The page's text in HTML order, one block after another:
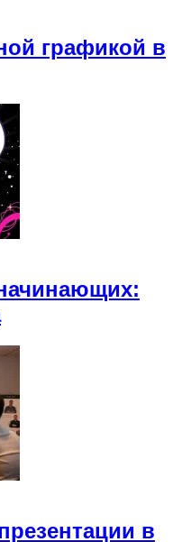
графикой в
в